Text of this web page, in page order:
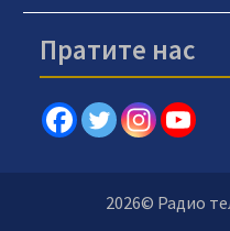
Пратите нас
2026© Радио